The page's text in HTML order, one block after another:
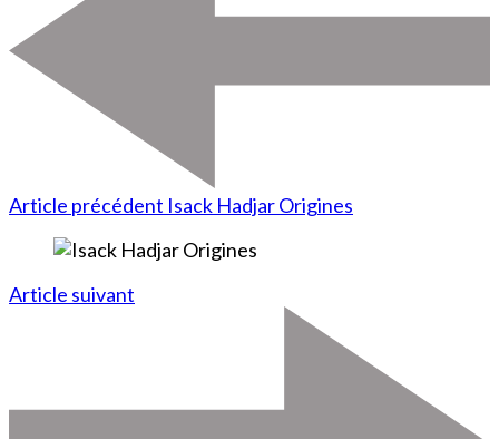
Article précédent Isack Hadjar Origines
Article suivant